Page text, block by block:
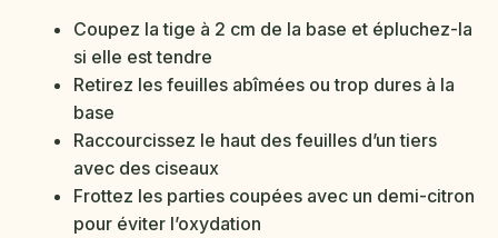
Coupez la tige à 2 cm de la base et épluchez-la
si elle est tendre
Retirez les feuilles abîmées ou trop dures à la
base
Raccourcissez le haut des feuilles d’un tiers
avec des ciseaux
Frottez les parties coupées avec un demi-citron
pour éviter l’oxydation